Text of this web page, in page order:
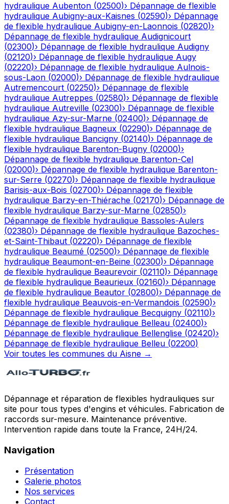
hydraulique Aubenton (02500)› Dépannage de flexible
hydraulique Aubigny-aux-Kaisnes (02590)› Dépannage
de flexible hydraulique Aubigny-en-Laonnois (02820)›
Dépannage de flexible hydraulique Audignicourt
(02300)› Dépannage de flexible hydraulique Audigny
(02120)› Dépannage de flexible hydraulique Augy
(02220)› Dépannage de flexible hydraulique Aulnois-
sous-Laon (02000)› Dépannage de flexible hydraulique
Autremencourt (02250)› Dépannage de flexible
hydraulique Autreppes (02580)› Dépannage de flexible
hydraulique Autreville (02300)› Dépannage de flexible
hydraulique Azy-sur-Marne (02400)› Dépannage de
flexible hydraulique Bagneux (02290)› Dépannage de
flexible hydraulique Bancigny (02140)› Dépannage de
flexible hydraulique Barenton-Bugny (02000)›
Dépannage de flexible hydraulique Barenton-Cel
(02000)› Dépannage de flexible hydraulique Barenton-
sur-Serre (02270)› Dépannage de flexible hydraulique
Barisis-aux-Bois (02700)› Dépannage de flexible
hydraulique Barzy-en-Thiérache (02170)› Dépannage de
flexible hydraulique Barzy-sur-Marne (02850)›
Dépannage de flexible hydraulique Bassoles-Aulers
(02380)› Dépannage de flexible hydraulique Bazoches-
et-Saint-Thibaut (02220)› Dépannage de flexible
hydraulique Beaumé (02500)› Dépannage de flexible
hydraulique Beaumont-en-Beine (02300)› Dépannage
de flexible hydraulique Beaurevoir (02110)› Dépannage
de flexible hydraulique Beaurieux (02160)› Dépannage
de flexible hydraulique Beautor (02800)› Dépannage de
flexible hydraulique Beauvois-en-Vermandois (02590)›
Dépannage de flexible hydraulique Becquigny (02110)›
Dépannage de flexible hydraulique Belleau (02400)›
Dépannage de flexible hydraulique Bellenglise (02420)›
Dépannage de flexible hydraulique Belleu (02200)
Voir toutes les communes du Aisne →
Dépannage et réparation de flexibles hydrauliques sur
site pour tous types d'engins et véhicules. Fabrication de
raccords sur-mesure. Maintenance préventive.
Intervention rapide dans toute la France, 24H/24.
Navigation
Présentation
Galerie photos
Nos services
Contact